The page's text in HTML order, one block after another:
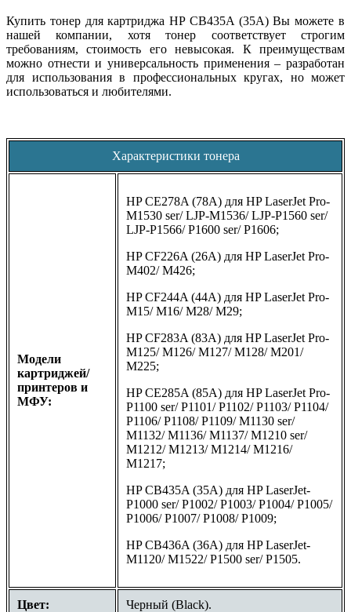
Купить тонер для картриджа HP CB435A (35A) Вы можете в
нашей компании, хотя тонер соответствует строгим
требованиям, стоимость его невысокая. К преимуществам
можно отнести и универсальность применения – разработан
для использования в профессиональных кругах, но может
использоваться и любителями.
Характеристики тонера
Модели
картриджей/
принтеров и
МФУ:
HP CE278A (78A) для HP LaserJet Pro-
M1530 ser/ LJP-M1536/ LJP-P1560 ser/
LJP-P1566/ P1600 ser/ P1606;
HP CF226A (26A) для HP LaserJet Pro-
M402/ M426;
HP CF244A (44A) для HP LaserJet Pro-
M15/ M16/ M28/ M29;
HP CF283A (83A) для HP LaserJet Pro-
M125/ M126/ M127/ M128/ M201/
M225;
HP CE285A (85A) для HP LaserJet Pro-
P1100 ser/ P1101/ P1102/ P1103/ P1104/
P1106/ P1108/ P1109/ M1130 ser/
M1132/ M1136/ M1137/ M1210 ser/
M1212/ M1213/ M1214/ M1216/
M1217;
HP CB435A (35A) для HP LaserJet-
P1000 ser/ P1002/ P1003/ P1004/ P1005/
P1006/ P1007/ P1008/ P1009;
HP CB436A (36A) для HP LaserJet-
M1120/ M1522/ P1500 ser/ P1505.
Цвет: Черный (Black).